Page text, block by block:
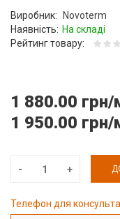
Виробник:
Novoterm
Наявність: На складі
Рейтинг товару:
1 880.00
1 950.00
Телефон для